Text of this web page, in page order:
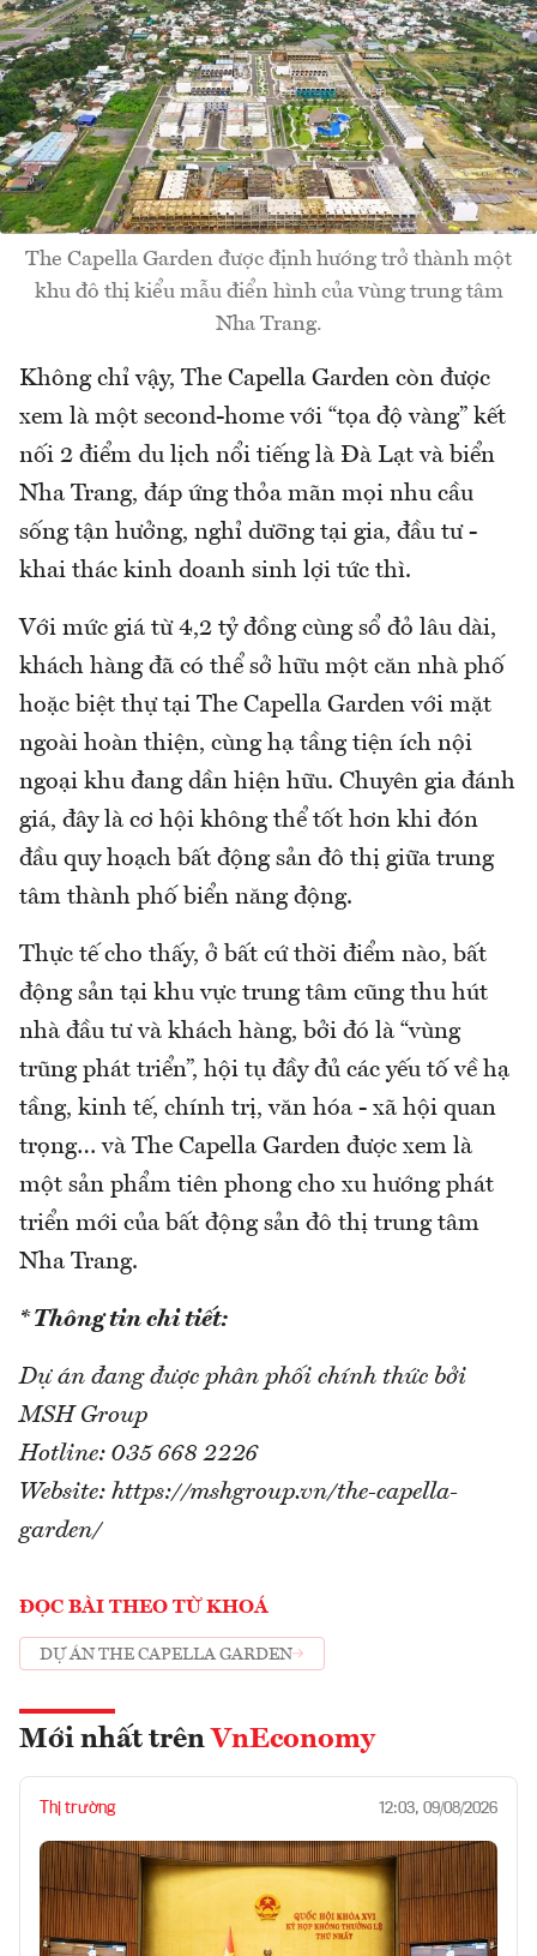
The Capella Garden được định hướng trở thành một
khu đô thị kiểu mẫu điển hình của vùng trung tâm
Nha Trang.
Không chỉ vậy, The Capella Garden còn được
xem là một second-home với “tọa độ vàng” kết
nối 2 điểm du lịch nổi tiếng là Đà Lạt và biển
Nha Trang, đáp ứng thỏa mãn mọi nhu cầu
sống tận hưởng, nghỉ dưỡng tại gia, đầu tư -
khai thác kinh doanh sinh lợi tức thì.
Với mức giá từ 4,2 tỷ đồng cùng sổ đỏ lâu dài,
khách hàng đã có thể sở hữu một căn nhà phố
hoặc biệt thự tại The Capella Garden với mặt
ngoài hoàn thiện, cùng hạ tầng tiện ích nội
ngoại khu đang dần hiện hữu. Chuyên gia đánh
giá, đây là cơ hội không thể tốt hơn khi đón
đầu quy hoạch bất động sản đô thị giữa trung
tâm thành phố biển năng động.
Thực tế cho thấy, ở bất cứ thời điểm nào, bất
động sản tại khu vực trung tâm cũng thu hút
nhà đầu tư và khách hàng, bởi đó là “vùng
trũng phát triển”, hội tụ đầy đủ các yếu tố về hạ
tầng, kinh tế, chính trị, văn hóa - xã hội quan
trọng… và The Capella Garden được xem là
một sản phẩm tiên phong cho xu hướng phát
triển mới của bất động sản đô thị trung tâm
Nha Trang.
* Thông tin chi tiết:
Dự án đang được phân phối chính thức bởi
MSH Group
Hotline: 035 668 2226
Website: https://mshgroup.vn/the-capella-
garden/
ĐỌC BÀI THEO TỪ KHOÁ
DỰ ÁN THE CAPELLA GARDEN
Mới nhất trên VnEconomy
Thị trường 12:03, 09/08/2026